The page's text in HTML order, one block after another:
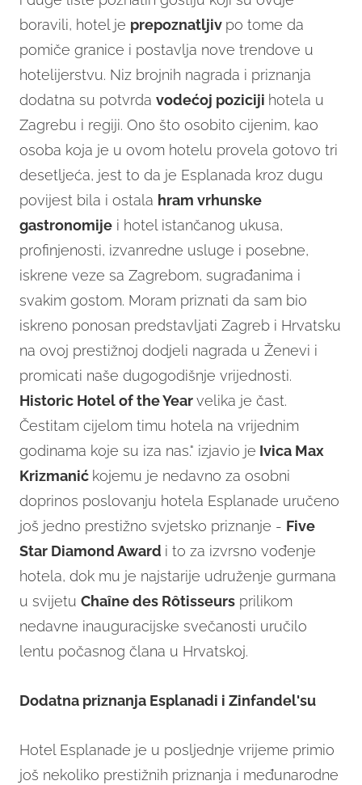
boravili, hotel je prepoznatljiv po tome da
pomiče granice i postavlja nove trendove u
hotelijerstvu. Niz brojnih nagrada i priznanja
dodatna su potvrda vodećoj poziciji hotela u
Zagrebu i regiji. Ono što osobito cijenim, kao
osoba koja je u ovom hotelu provela gotovo tri
desetljeća, jest to da je Esplanada kroz dugu
povijest bila i ostala hram vrhunske
gastronomije i hotel istančanog ukusa,
profinjenosti, izvanredne usluge i posebne,
iskrene veze sa Zagrebom, sugrađanima i
svakim gostom. Moram priznati da sam bio
iskreno ponosan predstavljati Zagreb i Hrvatsku
na ovoj prestižnoj dodjeli nagrada u Ženevi i
promicati naše dugogodišnje vrijednosti.
Historic Hotel of the Yearvelika je čast.
Čestitam cijelom timu hotela na vrijednim
godinama koje su iza nas." izjavio je Ivica Max
Krizmanić kojemu je nedavno za osobni
doprinos poslovanju hotela Esplanade uručeno
još jedno prestižno svjetsko priznanje - Five
Star Diamond Award i to za izvrsno vođenje
hotela, dok mu je najstarije udruženje gurmana
u svijetu Chaîne des Rôtisseurs prilikom
nedavne inauguracijske svečanosti uručilo
lentu počasnog člana u Hrvatskoj.
Dodatna priznanja Esplanadi i Zinfandel'su
Hotel Esplanade je u posljednje vrijeme primio
još nekoliko prestižnih priznanja i međunarodne